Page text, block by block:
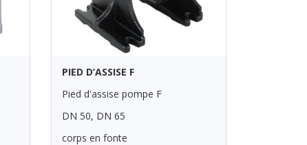
PIED D’ASSISE F
Pied d'assise pompe F
DN 50, DN 65
corps en fonte